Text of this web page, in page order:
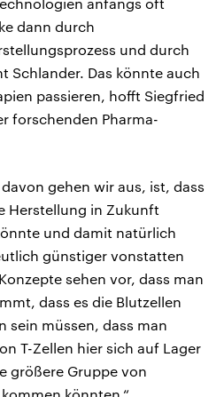
anfangs oft
dann durch
und durch
Schlander. Das könnte auch
passieren, hofft Siegfried
forschenden Pharma-
gehen wir aus, ist, dass
Herstellung in Zukunft
und damit natürlich
günstiger vonstatten
sehen vor, dass man
dass es die Blutzellen
sein müssen, dass man
T-Zellen hier sich auf Lager
größere Gruppe von